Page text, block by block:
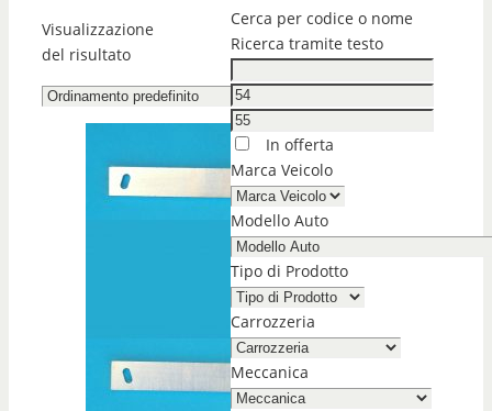
Visualizzazione
del risultato
Cerca per codice o nome
Ricerca tramite testo
In offerta
Marca Veicolo
Modello Auto
Tipo di Prodotto
Carrozzeria
Meccanica